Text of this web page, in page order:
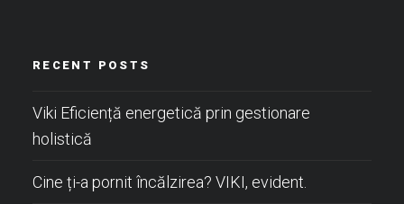
RECENT POSTS
Viki Eficiență energetică prin gestionare
holistică
Cine ți-a pornit încălzirea? VIKI, evident.